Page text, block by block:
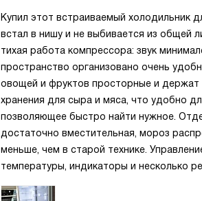
Купил этот встраиваемый холодильник
встал в нишу и не выбивается из общей
тихая работа компрессора: звук
пространство организовано очень
овощей и фруктов просторные и держат
хранения для сыра и мяса, что удобно
позволяющее быстро найти нужное.
достаточно вместительная, мороз
меньше, чем в старой технике.
температуры, индикаторы и несколько